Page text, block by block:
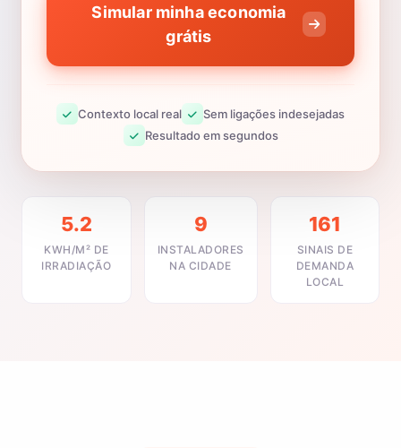
Simular minha economia
grátis
Contexto local real
Sem ligações indesejadas
Resultado em segundos
5.2
KWH/M² DE
IRRADIAÇÃO
9
INSTALADORES
NA CIDADE
161
SINAIS DE
DEMANDA
LOCAL